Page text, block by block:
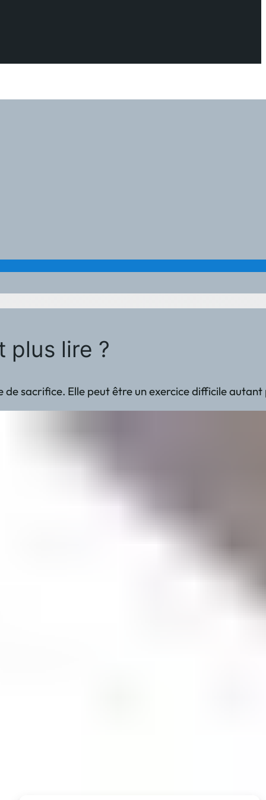
plus lire ?
Elle peut être un exercice difficile